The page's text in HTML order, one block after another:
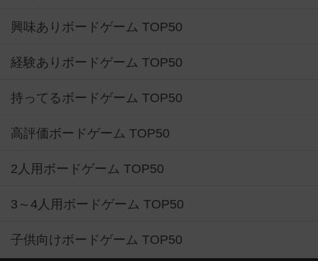
興味ありボードゲーム TOP50
経験ありボードゲーム TOP50
持ってるボードゲーム TOP50
高評価ボードゲーム TOP50
2人用ボードゲーム TOP50
3～4人用ボードゲーム TOP50
子供向けボードゲーム TOP50